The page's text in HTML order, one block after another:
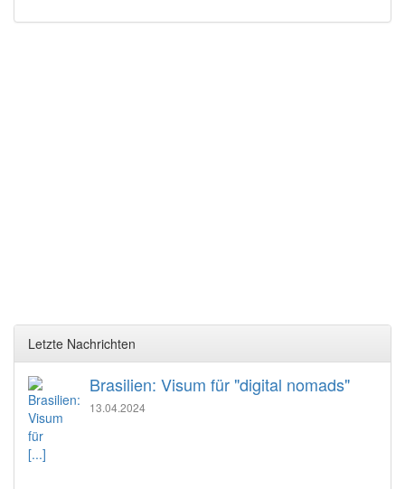
Letzte Nachrichten
Brasilien: Visum für "digital nomads"
13.04.2024
[...]